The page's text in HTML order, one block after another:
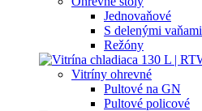
Jednovaňové
S delenými vaňami
Režóny
Vitríny ohrevné
Pultové na GN
Pultové policové